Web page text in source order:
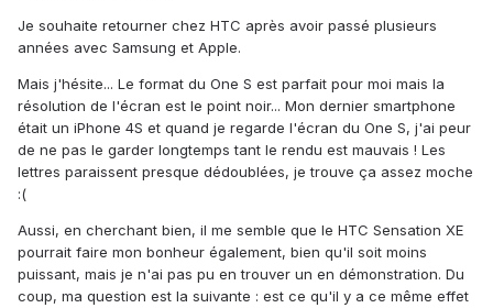
Je souhaite retourner chez HTC après avoir passé plusieurs
années avec Samsung et Apple.
Mais j'hésite... Le format du One S est parfait pour moi mais la
résolution de l'écran est le point noir... Mon dernier smartphone
était un iPhone 4S et quand je regarde l'écran du One S, j'ai peur
de ne pas le garder longtemps tant le rendu est mauvais ! Les
lettres paraissent presque dédoublées, je trouve ça assez moche
:(
Aussi, en cherchant bien, il me semble que le HTC Sensation XE
pourrait faire mon bonheur également, bien qu'il soit moins
puissant, mais je n'ai pas pu en trouver un en démonstration. Du
coup, ma question est la suivante : est ce qu'il y a ce même effet